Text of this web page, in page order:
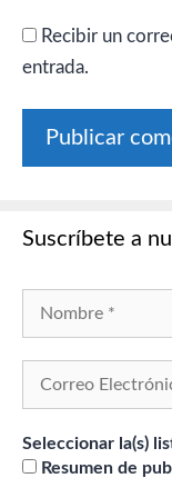
Recibir un
entrada.
Suscríbete a
Seleccionar la(s)
Resumen de